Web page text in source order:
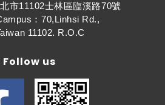
市11102士林區臨溪路70號
：70,Linhsi Rd.,
11102. R.O.C
Follow us